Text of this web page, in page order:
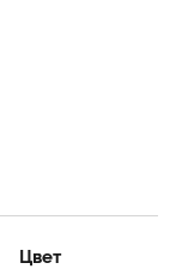
Цвет